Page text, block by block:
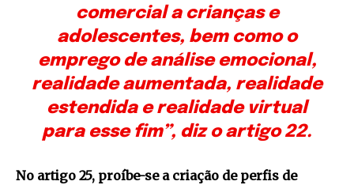
comercial a crianças e
adolescentes, bem como o
emprego de análise emocional,
realidade aumentada, realidade
estendida e realidade virtual
para esse fim”, diz o artigo 22.
No artigo 25, proíbe-se a criação de perfis de